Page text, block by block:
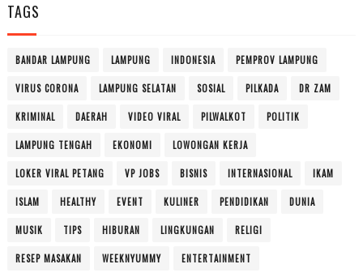
TAGS
BANDAR LAMPUNG LAMPUNG INDONESIA PEMPROV LAMPUNG
VIRUS CORONA LAMPUNG SELATAN SOSIAL PILKADA DR ZAM
KRIMINAL DAERAH VIDEO VIRAL PILWALKOT POLITIK
LAMPUNG TENGAH EKONOMI LOWONGAN KERJA
LOKER VIRAL PETANG VP JOBS BISNIS INTERNASIONAL IKAM
ISLAM HEALTHY EVENT KULINER PENDIDIKAN DUNIA
MUSIK TIPS HIBURAN LINGKUNGAN RELIGI
RESEP MASAKAN WEEKNYUMMY ENTERTAINMENT